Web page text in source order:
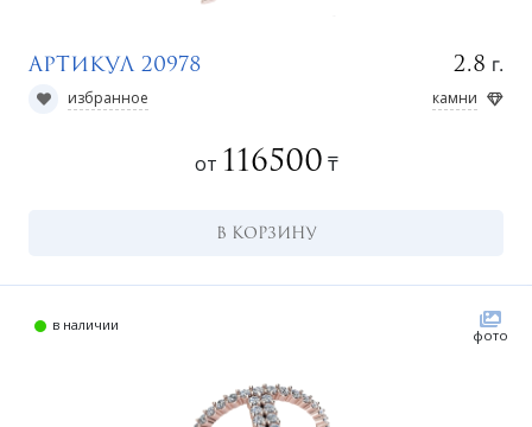
Артикул 20978 2.8 г.
избранное камни
от 116500 ₸
В КОРЗИНУ
в наличии
фото